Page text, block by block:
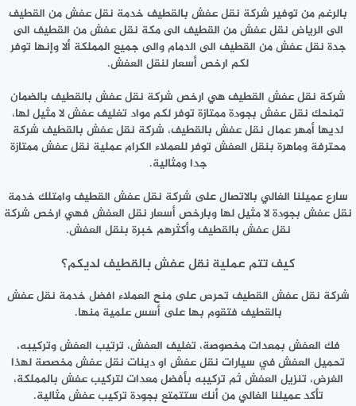
بالرغم من توفير شركة نقل عفش بالقطيف خدمة نقل عفش من القطيف
الى الرياض نقل عفش من القطيف الى مكة نقل عفش من القطيف الى
جدة نقل عفش من القطيف الى الدمام والى جميع المملكة ألا وإنها توفر
لكم ارخص أسعار لنقل العفش.
شركة نقل عفش القطيف هي ارخص شركة نقل عفش بالقطيف بالضمان
تمنحك نقل عفش بجودة ممتازة توفر لكم مواد تغليف عفش لا مثيل لها،
لديها أمهر عمال نقل عفش بالقطيف، شركة نقل عفش بالقطيف شركة
محترفة وماهرة بنقل العفش توفر للعملاء الكرام عملية نقل عفش ممتازة
جدا ومثالية.
سارع عميلنا الغالي بالاتصال على شركة نقل عفش القطيف وامتلك خدمة
نقل عفش بجودة لا مثيل لها وبارخص أسعار نقل العفش فهي ارخص شركة
نقل عفش بالقطيف وأكثرهم خبرة بنقل العفش.
كيف تتم عملية نقل عفش بالقطيف لديكم؟
شركة نقل عفش القطيف تحرص على منح العملاء افضل خدمة نقل عفش
بالقطيف فتقوم بها على أسس علمية منها.
فك العفش بمعدات مخصوصة، تغليف العفش، ترتيب العفش وتركيبه،
تحميل العفش في سيارات نقل عفش او دينات نقل عفش مخصصة لهذا
الغرض، تنزيل العفش ثم تركيبه بأفضل معدات لتركيب عفش بالمملكة،
تأكد عميلنا الغالي من أنك ستتمتع بجودة تركيب عفش مثالية.